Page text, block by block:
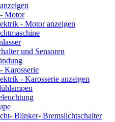
Motor
- Motor anzeigen
und Sensoren
Karosserie
- Karosserie anzeigen
Blinker- Bremslichtschalter